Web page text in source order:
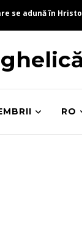
se adună în
RO